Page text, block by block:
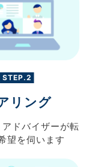
STEP.2
リング
アドバイザーが転
望を伺います